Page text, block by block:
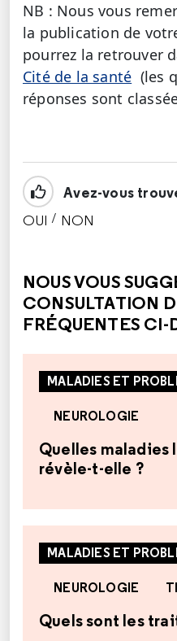
NB : Nous vous
la publication de
pourrez la retrouver
Cité de la santé (les
réponses sont
Avez-vous
OUI / NON
NOUS VOUS
CONSULTATION
FRÉQUENTES CI-
MALADIES ET
NEUROLOGIE
Quelles maladies
révèle-t-elle ?
MALADIES ET
NEUROLOGIE
Quels sont les